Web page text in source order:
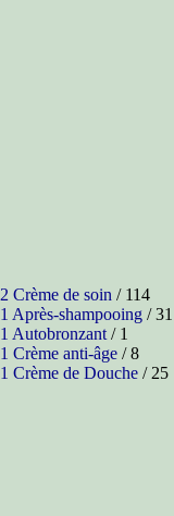
2 Crème de soin / 114
1 Après-shampooing / 31
1 Autobronzant / 1
1 Crème anti-âge / 8
1 Crème de Douche / 25